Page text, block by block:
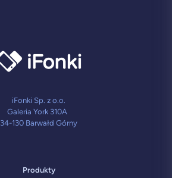
iFonki Sp. z o.o.
Galeria York 310A
34-130 Barwałd Górny
Produkty